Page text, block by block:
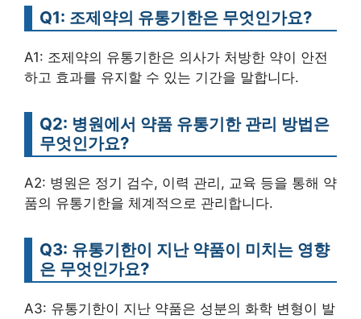
Q1: 조제약의 유통기한은 무엇인가요?
A1: 조제약의 유통기한은 의사가 처방한 약이 안전
하고 효과를 유지할 수 있는 기간을 말합니다.
Q2: 병원에서 약품 유통기한 관리 방법은
무엇인가요?
A2: 병원은 정기 검수, 이력 관리, 교육 등을 통해 약
품의 유통기한을 체계적으로 관리합니다.
Q3: 유통기한이 지난 약품이 미치는 영향
은 무엇인가요?
A3: 유통기한이 지난 약품은 성분의 화학 변형이 발